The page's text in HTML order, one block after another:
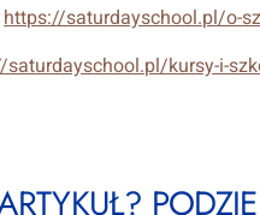
https://saturdayschool.pl/o-
kursy-i-